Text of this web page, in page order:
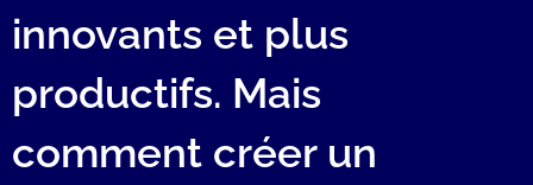
innovants et plus
productifs. Mais
comment créer un